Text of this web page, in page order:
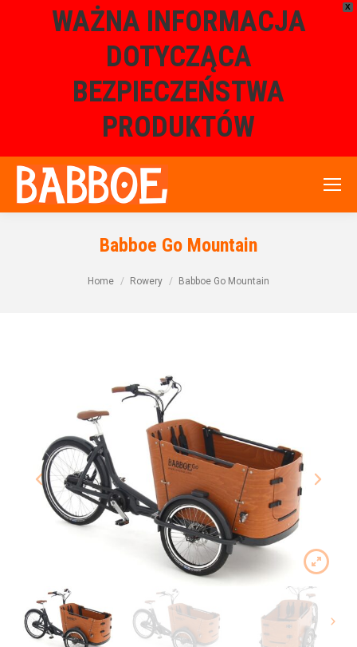
X
WAŻNA INFORMACJA
DOTYCZĄCA
BEZPIECZEŃSTWA
PRODUKTÓW
Babboe Go Mountain
Home Rowery Babboe Go Mountain